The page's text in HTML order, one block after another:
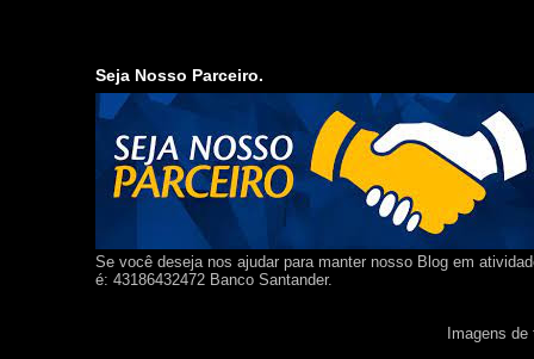
Seja Nosso Parceiro.
Se você deseja nos ajudar para manter nosso Blog em
é: 43186432472 Banco Santander.
Imagens